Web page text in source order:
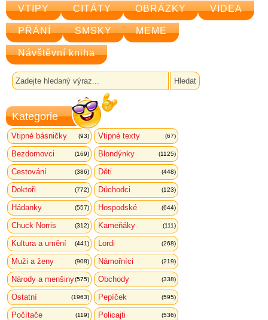
VTIPY CITÁTY OBRÁZKY VIDEA
PŘÁNÍ SMSKY MEME
Návštěvní kniha
Kategorie
Vtipné básničky (93) Vtipné texty (67)
Bezdomovci (169) Blondýnky (1125)
Cestování (386) Děti (448)
Doktoři (772) Důchodci (123)
Hádanky (557) Hospodské (644)
Chuck Norris (312) Kameňáky (111)
Kultura a umění (441) Lordi (268)
Muži a ženy (908) Námořníci (219)
Národy a menšiny(575) Obchody (338)
Ostatní (1963) Pepíček (595)
Počítače (119) Policajti (536)